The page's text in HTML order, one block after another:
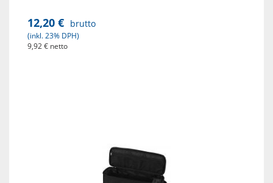
12,20 € brutto
(inkl. 23% DPH)
9,92 € netto